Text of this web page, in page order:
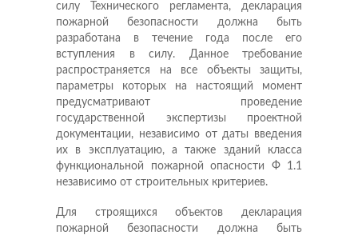
силу Технического регламента, декларация
пожарной безопасности должна быть
разработана в течение года после его
вступления в силу. Данное требование
распространяется на все объекты защиты,
параметры которых на настоящий момент
предусматривают проведение
государственной экспертизы проектной
документации, независимо от даты введения
их в эксплуатацию, а также зданий класса
функциональной пожарной опасности Ф 1.1
независимо от строительных критериев.
Для строящихся объектов декларация
пожарной безопасности должна быть